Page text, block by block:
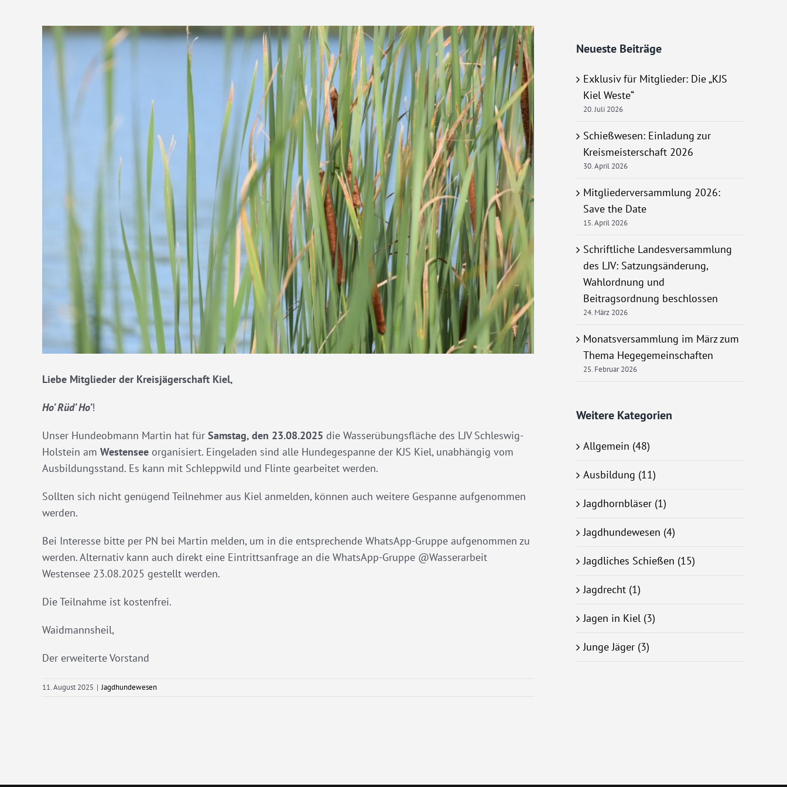
Liebe Mitglieder der Kreisjägerschaft Kiel,
Ho’ Rüd’ Ho’!
Unser Hundeobmann Martin hat für Samstag, den 23.08.2025 die Wasserübungsfläche des LJV Schleswig-
Holstein am Westensee organisiert. Eingeladen sind alle Hundegespanne der KJS Kiel, unabhängig vom
Ausbildungsstand. Es kann mit Schleppwild und Flinte gearbeitet werden.
Sollten sich nicht genügend Teilnehmer aus Kiel anmelden, können auch weitere Gespanne aufgenommen
werden.
Bei Interesse bitte per PN bei Martin melden, um in die entsprechende WhatsApp-Gruppe aufgenommen zu
werden. Alternativ kann auch direkt eine Eintrittsanfrage an die WhatsApp-Gruppe @Wasserarbeit
Westensee 23.08.2025 gestellt werden.
Die Teilnahme ist kostenfrei.
Waidmannsheil,
Der erweiterte Vorstand
11. August 2025 | Jagdhundewesen
Neueste Beiträge
Exklusiv für Mitglieder: Die „KJS
Kiel Weste“
20. Juli 2026
Schießwesen: Einladung zur
Kreismeisterschaft 2026
30. April 2026
Mitgliederversammlung 2026:
Save the Date
15. April 2026
Schriftliche Landesversammlung
des LJV: Satzungsänderung,
Wahlordnung und
Beitragsordnung beschlossen
24. März 2026
Monatsversammlung im März zum
Thema Hegegemeinschaften
25. Februar 2026
Weitere Kategorien
Allgemein (48)
Ausbildung (11)
Jagdhornbläser (1)
Jagdhundewesen (4)
Jagdliches Schießen (15)
Jagdrecht (1)
Jagen in Kiel (3)
Junge Jäger (3)